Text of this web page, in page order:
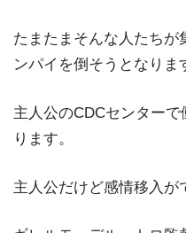
たまたまそんな人たちが
ンパイを倒そうとなりま
主人公のCDCセンター
ります。
主人公だけど感情移入が